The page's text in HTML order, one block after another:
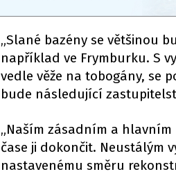
„Slané bazény se většinou
například ve Frymburku. S
vedle věže na tobogány, se
bude následující
„Naším zásadním a
čase ji dokončit. Neustálým
nastavenému směru